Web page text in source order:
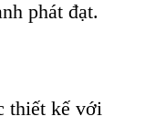
phát đạt.
thiết kế với